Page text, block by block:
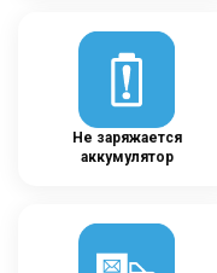
Не заряжается
аккумулятор